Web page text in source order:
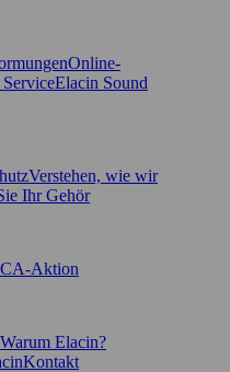
Online-
Elacin Sound
Verstehen, wie wir
Ihr Gehör
Aktion
Warum Elacin?
Kontakt